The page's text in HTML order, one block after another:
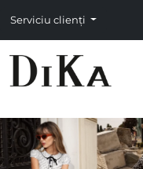
Serviciu clienți